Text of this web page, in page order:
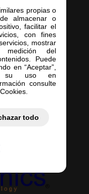
propias o
almacenar o
facilitar el
con fines
mostrar
medición del
Puede
en “Aceptar”,
su uso en
consulte
todo